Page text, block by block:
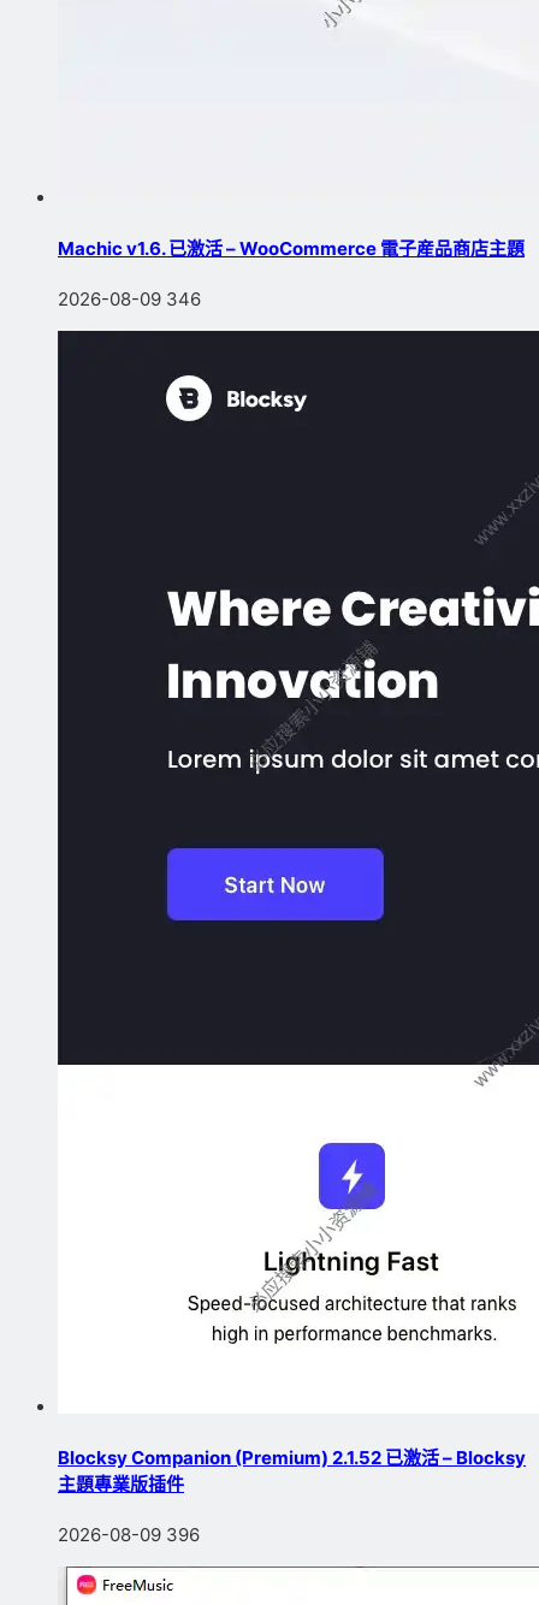
Machic v1.6. 已激活 – WooCommerce 電子産品商店主題
2026-08-09 346
Blocksy Companion (Premium) 2.1.52 已激活 – Blocksy
主題專業版插件
2026-08-09 396